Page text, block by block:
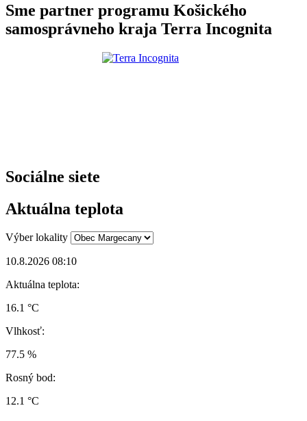
Sme partner programu Košického
samosprávneho kraja Terra Incognita
Sociálne siete
Aktuálna teplota
Výber lokality
10.8.2026 08:10
Aktuálna teplota:
16.1 °C
Vlhkosť:
77.5 %
Rosný bod:
12.1 °C